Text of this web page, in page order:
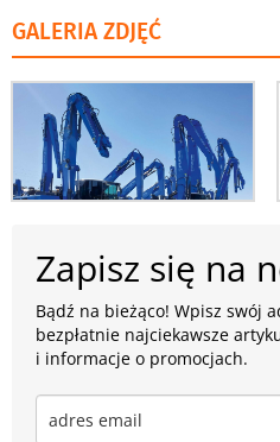
GALERIA ZDJĘĆ
Zapisz się na
Bądź na bieżąco! Wpisz swój
bezpłatnie najciekawsze
i informacje o promocjach.